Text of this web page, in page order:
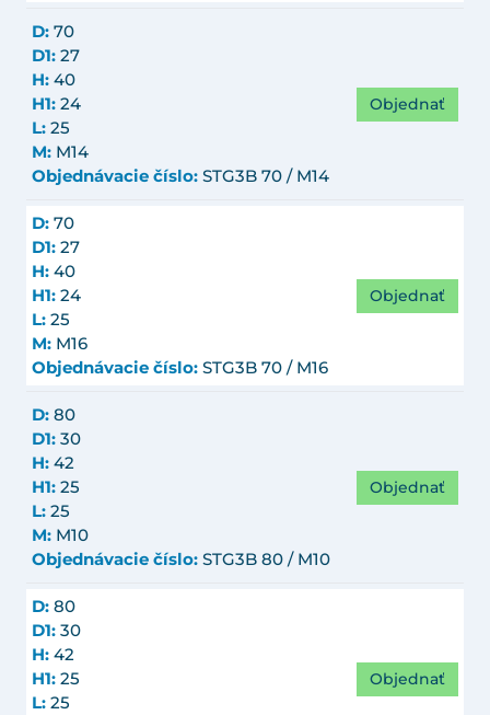
D: 70
D1: 27
H: 40
H1: 24
L: 25
M: M14
Objednávacie číslo: STG3B 70 / M14
Objednať
D: 70
D1: 27
H: 40
H1: 24
L: 25
M: M16
Objednávacie číslo: STG3B 70 / M16
Objednať
D: 80
D1: 30
H: 42
H1: 25
L: 25
M: M10
Objednávacie číslo: STG3B 80 / M10
Objednať
D: 80
D1: 30
H: 42
H1: 25
L: 25
Objednať